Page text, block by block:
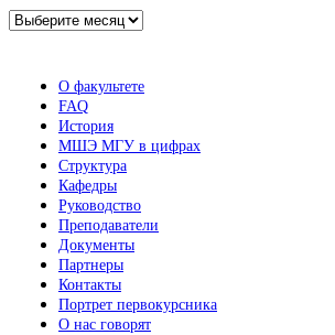
Архив
О факультете
FAQ
История
МШЭ МГУ в цифрах
Структура
Кафедры
Руководство
Преподаватели
Документы
Партнеры
Контакты
Портрет первокурсника
О нас говорят